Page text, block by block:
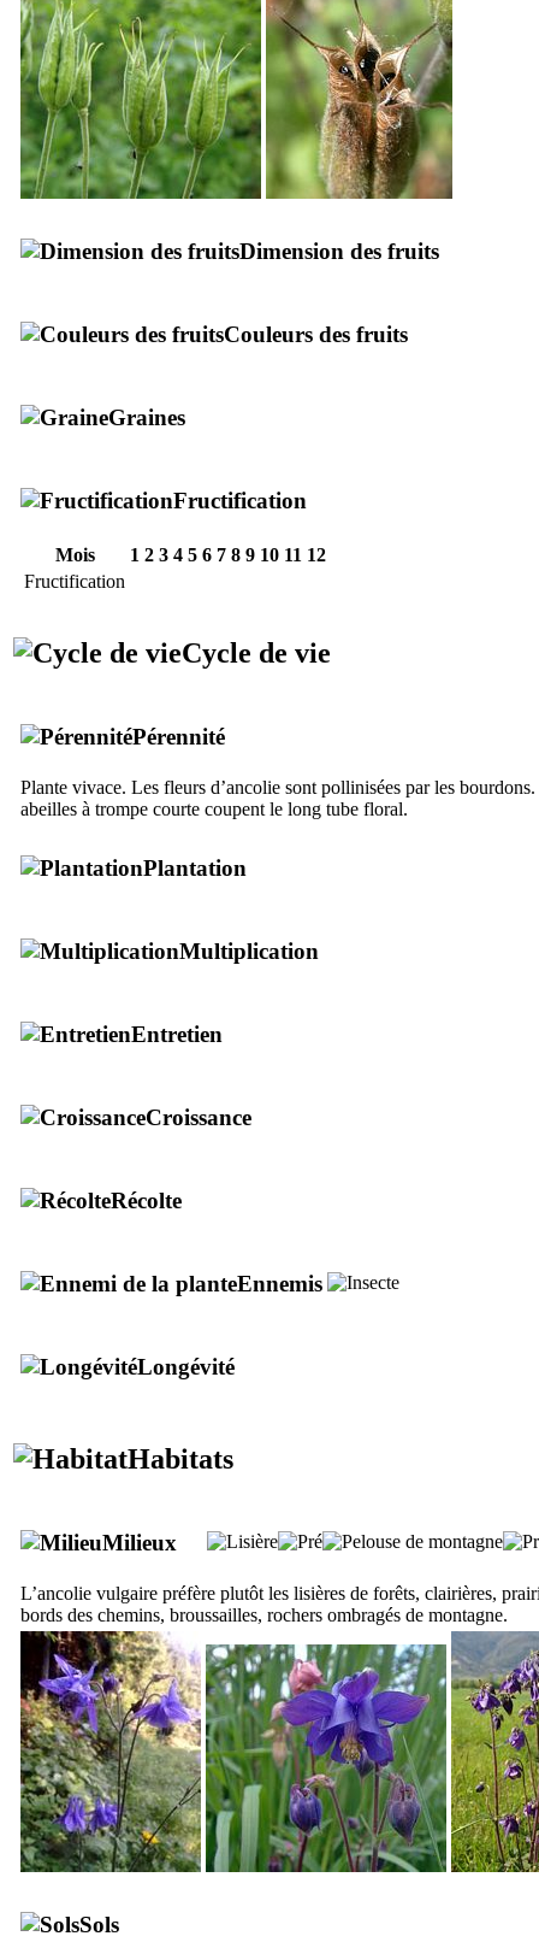
Dimension des fruits
Couleurs des fruits
Graines
Fructification
Mois 1 2 3 4 5 6 7 8 9 10 11 12
Fructification
Cycle de vie
Pérennité
Plante vivace. Les fleurs d’ancolie sont pollinisées par les
abeilles à trompe courte coupent le long tube floral.
Plantation
Multiplication
Entretien
Croissance
Récolte
Ennemis
Longévité
Habitats
Milieux
L’ancolie vulgaire préfère plutôt les lisières de forêts, clairières,
bords des chemins, broussailles, rochers ombragés de montagne.
Sols